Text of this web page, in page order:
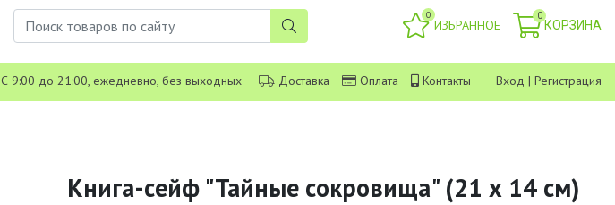
0
ИЗБРАННОЕ
0
КОРЗИНА
С 9:00 до 21:00, ежедневно, без выходных Доставка Оплата Контакты Вход | Регистрация
Книга-сейф "Тайные сокровища" (21 х 14 см)